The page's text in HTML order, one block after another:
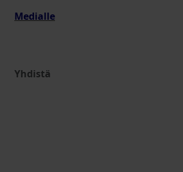
Medialle
Yhdistä